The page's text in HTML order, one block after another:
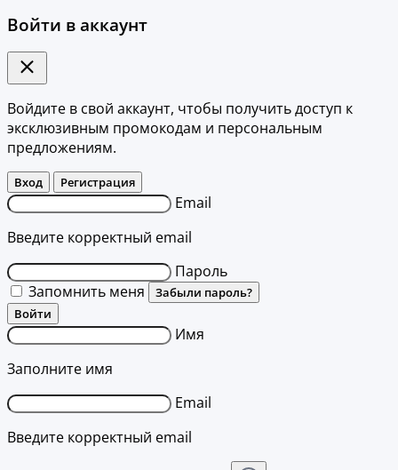
Войти в аккаунт
Войдите в свой аккаунт, чтобы получить доступ к
эксклюзивным промокодам и персональным
предложениям.
Вход Регистрация
Email
Введите корректный email
Пароль
Запомнить меня
Забыли пароль?
Войти
Имя
Заполните имя
Email
Введите корректный email